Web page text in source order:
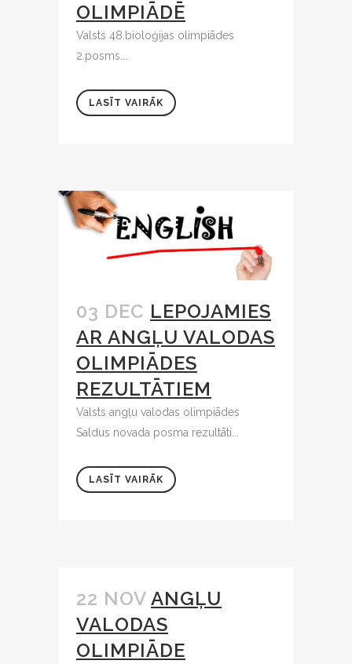
OLIMPIĀDĒ
Valsts 48.bioloģijas olimpiādes
2.posms...
LASĪT VAIRĀK
03 DEC LEPOJAMIES
AR ANGĻU VALODAS
OLIMPIĀDES
REZULTĀTIEM
Valsts angļu valodas olimpiādes
Saldus novada posma rezultāti...
LASĪT VAIRĀK
22 NOV ANGĻU
VALODAS
OLIMPIĀDE